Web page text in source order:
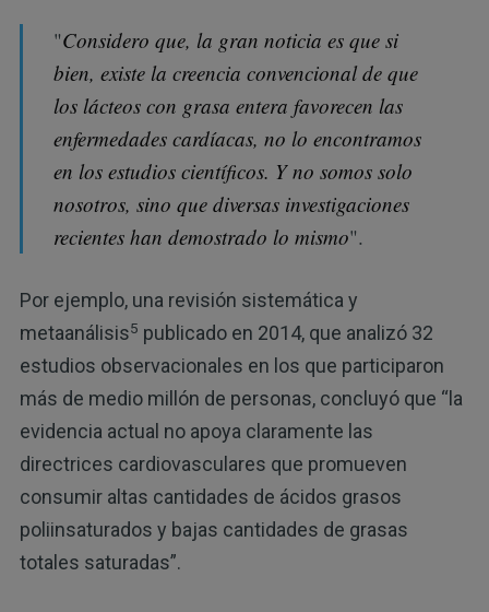
"Considero que, la gran noticia es que si
bien, existe la creencia convencional de que
los lácteos con grasa entera favorecen las
enfermedades cardíacas, no lo encontramos
en los estudios científicos. Y no somos solo
nosotros, sino que diversas investigaciones
recientes han demostrado lo mismo".
Por ejemplo, una revisión sistemática y
metaanálisis5 publicado en 2014, que analizó 32
estudios observacionales en los que participaron
más de medio millón de personas, concluyó que “la
evidencia actual no apoya claramente las
directrices cardiovasculares que promueven
consumir altas cantidades de ácidos grasos
poliinsaturados y bajas cantidades de grasas
totales saturadas”.